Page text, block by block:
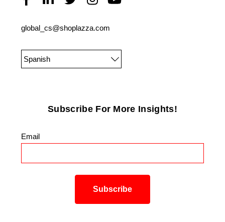
global_cs@shoplazza.com
Spanish
Subscribe For More Insights!
Email